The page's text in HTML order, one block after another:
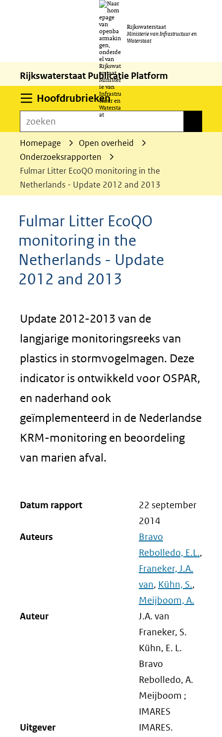
naar
de
inhoud
Rijkswaterstaat
Ministerie van Infrastructuur en
Waterstaat
Rijkswaterstaat Publicatie Platform
HoofdrubriekenUitklappen
zoeken
Homepage
Open overheid
Onderzoeksrapporten
Fulmar Litter EcoQO monitoring in the
Netherlands - Update 2012 and 2013
Fulmar Litter EcoQO
monitoring in the
Netherlands - Update
2012 and 2013
Update 2012-2013 van de
langjarige monitoringsreeks van
plastics in stormvogelmagen. Deze
indicator is ontwikkeld voor OSPAR,
en naderhand ook
geïmplementeerd in de Nederlandse
KRM-monitoring en beoordeling
van marien afval.
Datum rapport
22 september
2014
Auteurs
Bravo
Rebolledo, E.L.,
Franeker, J.A.
van, Kühn, S.,
Meijboom, A.
Auteur
J.A. van
Franeker, S.
Kühn, E. L.
Bravo
Rebolledo, A.
Meijboom ;
IMARES
Uitgever
IMARES.